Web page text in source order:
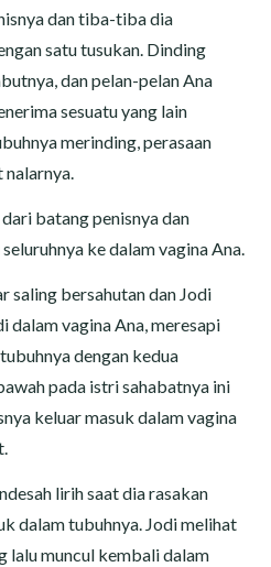
dan tiba-tiba dia
satu tusukan. Dinding
dan pelan-pelan Ana
sesuatu yang lain
merinding, perasaan
batang penisnya dan
ke dalam vagina Ana.
saling bersahutan dan Jodi
dalam vagina Ana, meresapi
dengan kedua
pada istri sahabatnya ini
keluar masuk dalam vagina
lirih saat dia rasakan
dalam tubuhnya. Jodi melihat
lalu muncul kembali dalam